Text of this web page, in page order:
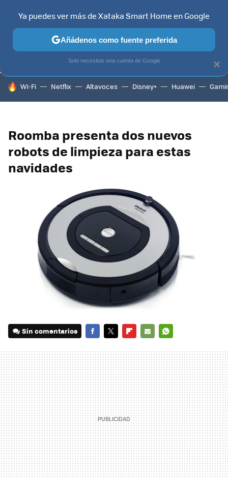
TELEVISORES CONTENIDOS SMART TV SELECCIÓN
HOY SE HABLA DE
Wi-Fi Netflix Altavoces Disney+ Huawei
Roomba presenta dos nuevos
robots de limpieza para estas
navidades
Sin comentarios
MAIL
×
Ya puedes ver más de Xataka Smart Home en Google
Añádenos como fuente preferida
Solo necesitas una cuenta de Google